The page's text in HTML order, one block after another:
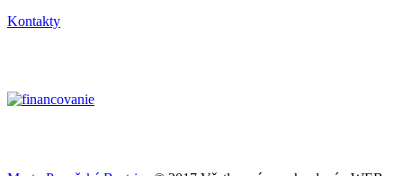
Kontakty